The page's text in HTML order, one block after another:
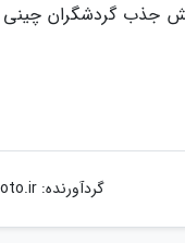
گردشگران چینی
گردآورنده: